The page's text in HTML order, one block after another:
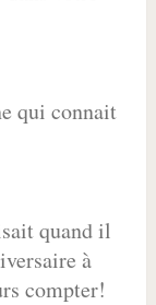
qui connait
quand il
à
compter!